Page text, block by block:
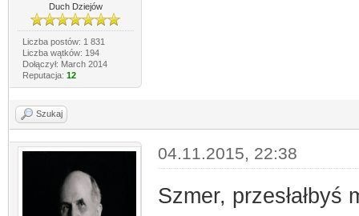
Duch Dziejów
Liczba postów: 1 831
Liczba wątków: 194
Dołączył: March 2014
Reputacja: 12
Szukaj
04.11.2015, 22:38
Szmer, przesłałbyś